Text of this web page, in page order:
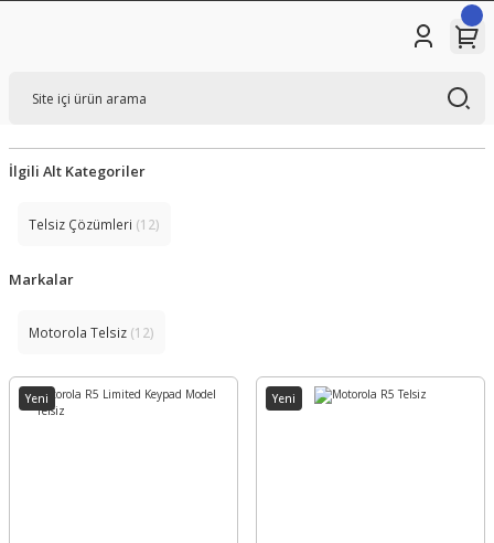
İlgili Alt Kategoriler
Telsiz Çözümleri (12)
Markalar
Motorola Telsiz (12)
Yeni Yeni